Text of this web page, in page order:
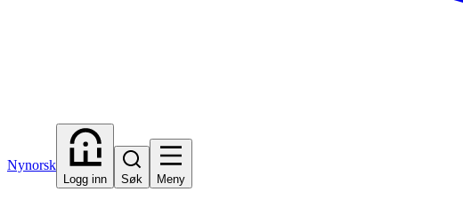
Nynorsk
Logg inn Søk Meny